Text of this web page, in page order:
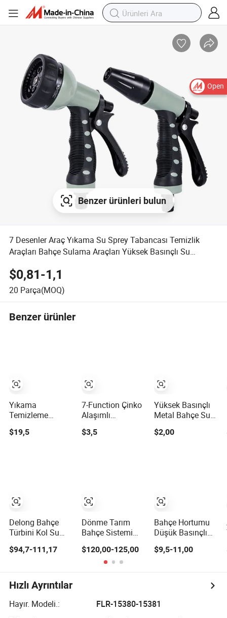
Open
Benzer ürünleri bulun
7 Desenler Araç Yıkama Su Sprey Tabancası Temizlik
Araçları Bahçe Sulama Araçları Yüksek Basınçlı Su
$0,81-1,1
20 Parça(MOQ)
Benzer ürünler
Yıkama
Temizleme
Sulama El
Serbest Bahçe Su
$19,5
Delong Bahçe
Türbini Kol Su
Tabancası
$94,7-111,17
7-Function Çinko
Alaşımlı
Ayarlanabilir Akış
Bahçe Su
$3,5
Dönme Tarım
Bahçe Sistemi
Etkisi Büyük
Tabanca 360
Derece Mesafe
$120,00-125,00
Yüksek Basınçlı
Metal Bahçe Su
Püskürtücü
Tabancası Araba
$2,00
Bahçe Hortumu
Düşük Basınçlı
Araç Yıkama
Sabun Tabancası
Kar Köpüğü Lansı
Su Sprey Aleti ile
$9,5-11,00
Hızlı Ayrıntılar
Hayır. Modeli.:
FLR-15380-15381